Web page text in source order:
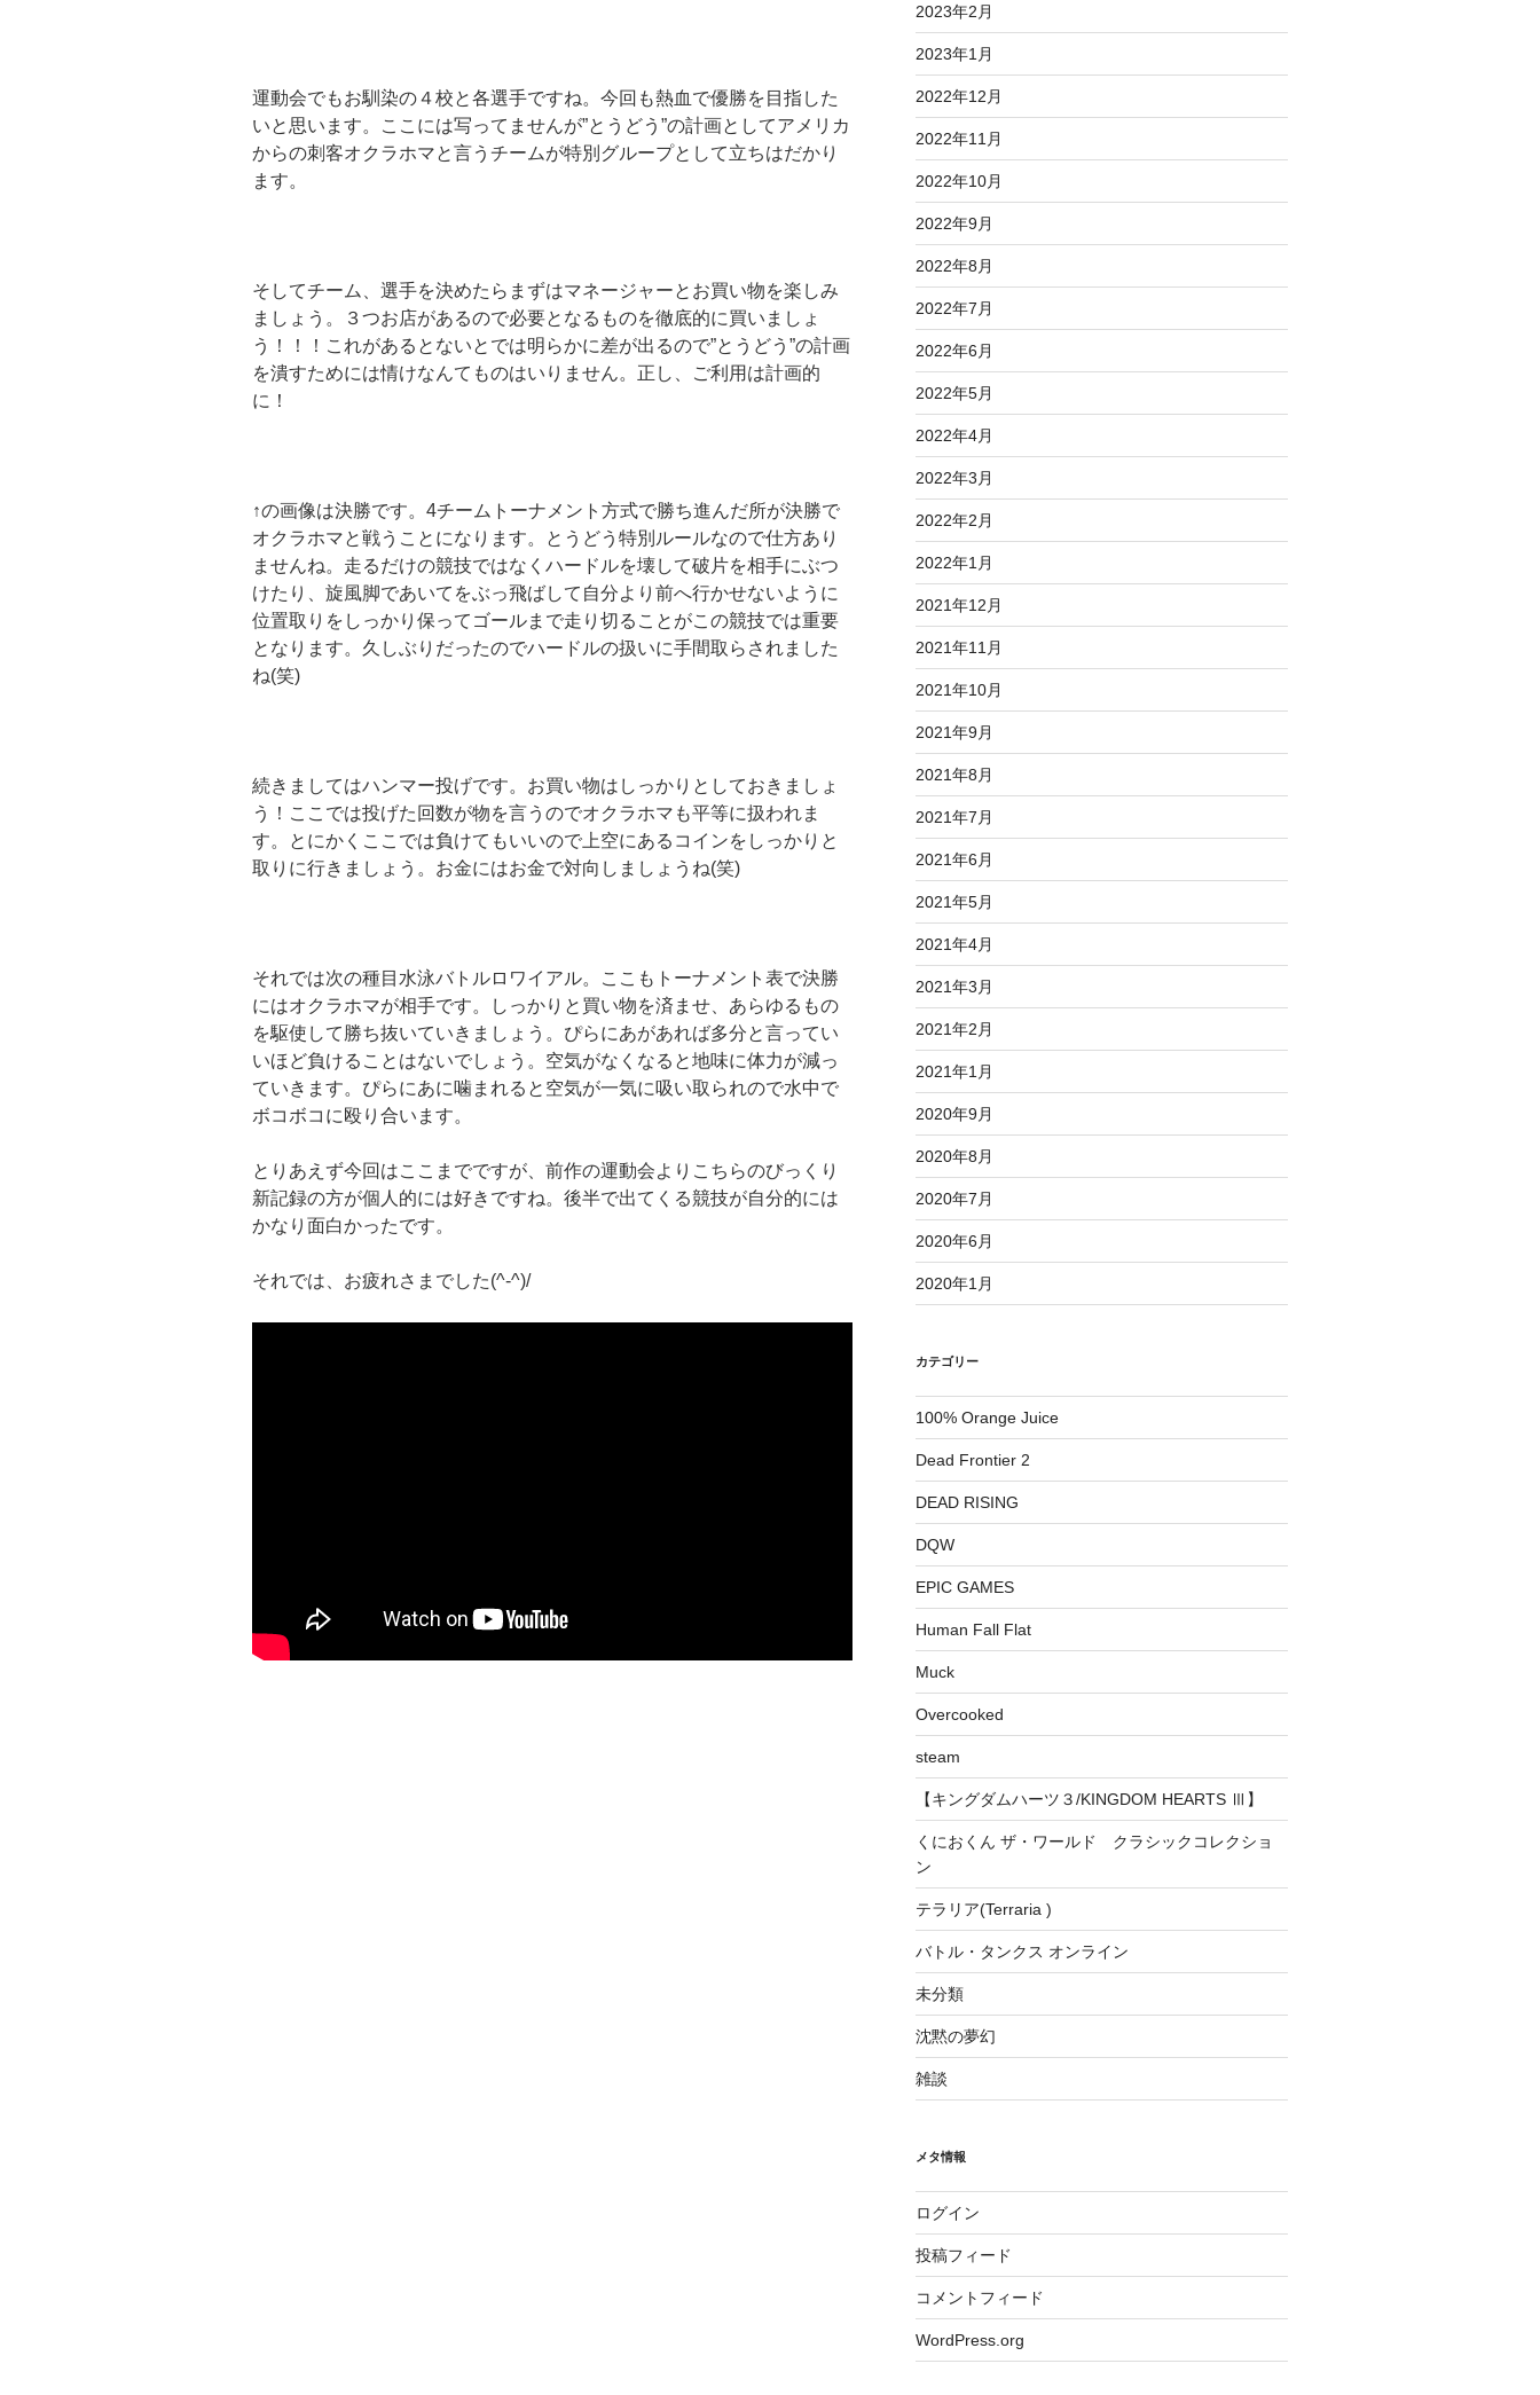
運動会でもお馴染の４校と各選手ですね。今回も熱血で優勝を目指した
いと思います。ここには写ってませんが”とうどう”の計画としてアメリカ
からの刺客オクラホマと言うチームが特別グループとして立ちはだかり
ます。
そしてチーム、選手を決めたらまずはマネージャーとお買い物を楽しみ
ましょう。３つお店があるので必要となるものを徹底的に買いましょ
う！！！これがあるとないとでは明らかに差が出るので”とうどう”の計画
を潰すためには情けなんてものはいりません。正し、ご利用は計画的
に！
↑の画像は決勝です。4チームトーナメント方式で勝ち進んだ所が決勝で
オクラホマと戦うことになります。とうどう特別ルールなので仕方あり
ませんね。走るだけの競技ではなくハードルを壊して破片を相手にぶつ
けたり、旋風脚であいてをぶっ飛ばして自分より前へ行かせないように
位置取りをしっかり保ってゴールまで走り切ることがこの競技では重要
となります。久しぶりだったのでハードルの扱いに手間取らされました
ね(笑)
続きましてはハンマー投げです。お買い物はしっかりとしておきましょ
う！ここでは投げた回数が物を言うのでオクラホマも平等に扱われま
す。とにかくここでは負けてもいいので上空にあるコインをしっかりと
取りに行きましょう。お金にはお金で対向しましょうね(笑)
それでは次の種目水泳バトルロワイアル。ここもトーナメント表で決勝
にはオクラホマが相手です。しっかりと買い物を済ませ、あらゆるもの
を駆使して勝ち抜いていきましょう。ぴらにあがあれば多分と言ってい
いほど負けることはないでしょう。空気がなくなると地味に体力が減っ
ていきます。ぴらにあに噛まれると空気が一気に吸い取られので水中で
ボコボコに殴り合います。
とりあえず今回はここまでですが、前作の運動会よりこちらのびっくり
新記録の方が個人的には好きですね。後半で出てくる競技が自分的には
かなり面白かったです。
それでは、お疲れさまでした(^‐^)/
2023年2月
2023年1月
2022年12月
2022年11月
2022年10月
2022年9月
2022年8月
2022年7月
2022年6月
2022年5月
2022年4月
2022年3月
2022年2月
2022年1月
2021年12月
2021年11月
2021年10月
2021年9月
2021年8月
2021年7月
2021年6月
2021年5月
2021年4月
2021年3月
2021年2月
2021年1月
2020年9月
2020年8月
2020年7月
2020年6月
2020年1月
カテゴリー
100% Orange Juice
Dead Frontier 2
DEAD RISING
DQW
EPIC GAMES
Human Fall Flat
Muck
Overcooked
steam
【キングダムハーツ３/KINGDOM HEARTS Ⅲ】
くにおくん ザ・ワールド クラシックコレクショ
ン
テラリア(Terraria )
バトル・タンクス オンライン
未分類
沈黙の夢幻
雑談
メタ情報
ログイン
投稿フィード
コメントフィード
WordPress.org